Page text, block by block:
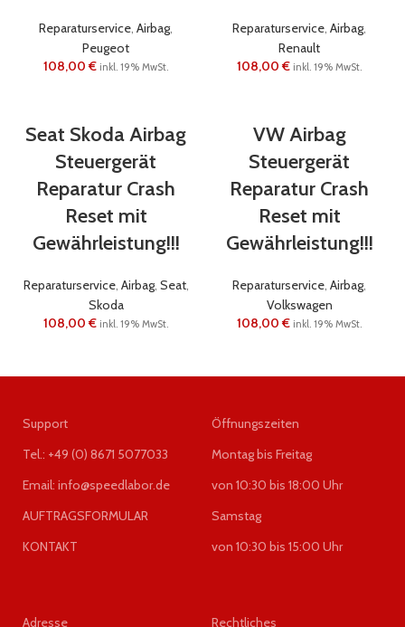
Reparaturservice, Airbag,
Peugeot
108,00€ inkl. 19% MwSt.
Reparaturservice, Airbag,
Renault
108,00€ inkl. 19% MwSt.
Seat Skoda Airbag
Steuergerät
Reparatur Crash
Reset mit
Gewährleistung!!!
Reparaturservice, Airbag, Seat,
Skoda
108,00€ inkl. 19% MwSt.
VW Airbag
Steuergerät
Reparatur Crash
Reset mit
Gewährleistung!!!
Reparaturservice, Airbag,
Volkswagen
108,00€ inkl. 19% MwSt.
Support
Tel.: +49 (0) 8671 5077033
Email: info@speedlabor.de
AUFTRAGSFORMULAR
KONTAKT
Öffnungszeiten
Montag bis Freitag
von 10:30 bis 18:00 Uhr
Samstag
von 10:30 bis 15:00 Uhr
Adresse Rechtliches